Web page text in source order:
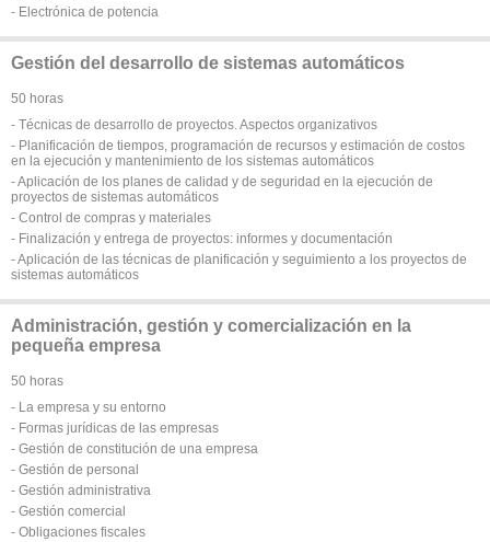
- Electrónica de potencia
Gestión del desarrollo de sistemas automáticos
50 horas
- Técnicas de desarrollo de proyectos. Aspectos organizativos
- Planificación de tiempos, programación de recursos y estimación de costos
en la ejecución y mantenimiento de los sistemas automáticos
- Aplicación de los planes de calidad y de seguridad en la ejecución de
proyectos de sistemas automáticos
- Control de compras y materiales
- Finalización y entrega de proyectos: informes y documentación
- Aplicación de las técnicas de planificación y seguimiento a los proyectos de
sistemas automáticos
Administración, gestión y comercialización en la
pequeña empresa
50 horas
- La empresa y su entorno
- Formas jurídicas de las empresas
- Gestión de constitución de una empresa
- Gestión de personal
- Gestión administrativa
- Gestión comercial
- Obligaciones fiscales